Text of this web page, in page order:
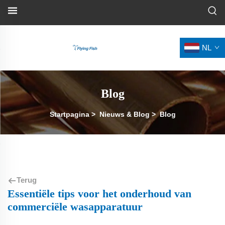
NL
Blog
Startpagina> Nieuws & Blog >Blog
Terug
Essentiële tips voor het onderhoud van
commerciële wasapparatuur